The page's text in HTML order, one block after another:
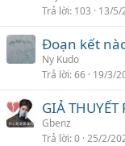
Trả lời 103 13/5/
Đoạn kết
Ny Kudo
Trả lời 66 19/3/
GIẢ
Gbenz
Trả lời 0 25/2/